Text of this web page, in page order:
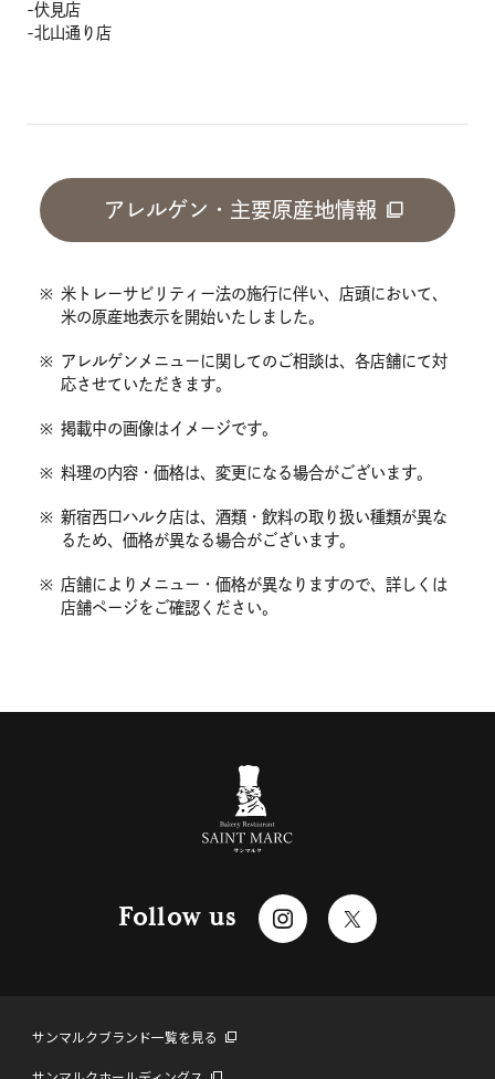
-伏見店
-北山通り店
アレルゲン・主要原産地情報
※ 米トレーサビリティー法の施行に伴い、店頭において、
米の原産地表示を開始いたしました。
※ アレルゲンメニューに関してのご相談は、各店舗にて対
応させていただきます。
※ 掲載中の画像はイメージです。
※ 料理の内容・価格は、変更になる場合がございます。
※ 新宿西口ハルク店は、酒類・飲料の取り扱い種類が異な
るため、価格が異なる場合がございます。
※ 店舗によりメニュー・価格が異なりますので、詳しくは
店舗ページをご確認ください。
Follow us
サンマルクブランド一覧を見る